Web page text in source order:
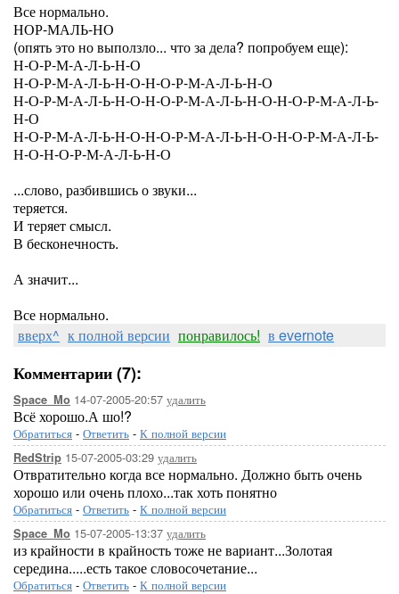
Все нормально.
НОР-МАЛЬ-НО
(опять это но выползло... что за дела? попробуем еще):
Н-О-Р-М-А-Л-Ь-Н-О
Н-О-Р-М-А-Л-Ь-Н-О-Н-О-Р-М-А-Л-Ь-Н-О
Н-О-Р-М-А-Л-Ь-Н-О-Н-О-Р-М-А-Л-Ь-Н-О-Н-О-Р-М-А-Л-Ь-
Н-О
Н-О-Р-М-А-Л-Ь-Н-О-Н-О-Р-М-А-Л-Ь-Н-О-Н-О-Р-М-А-Л-Ь-
Н-О-Н-О-Р-М-А-Л-Ь-Н-О
...слово, разбившись о звуки...
теряется.
И теряет смысл.
В бесконечность.
А значит...
Все нормально.
вверх^ к полной версии понравилось! в evernote
Комментарии (7):
Space_Mo 14-07-2005-20:57 удалить
Всё хорошо.А шо!?
Обратиться - Ответить - К полной версии
RedStrip 15-07-2005-03:29 удалить
Отвратительно когда все нормально. Должно быть очень
хорошо или очень плохо...так хоть понятно
Обратиться - Ответить - К полной версии
Space_Mo 15-07-2005-13:37 удалить
из крайности в крайность тоже не вариант...Золотая
середина.....есть такое словосочетание...
Обратиться - Ответить - К полной версии